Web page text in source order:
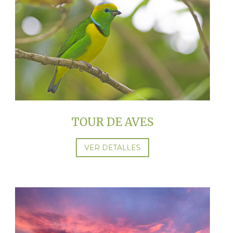
TOUR DE AVES
VER DETALLES